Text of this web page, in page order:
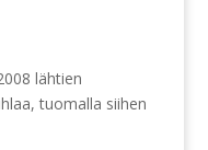
lähtien
tuomalla siihen